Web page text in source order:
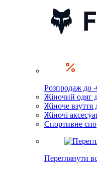
Розпродаж до
Жіночий одяг
Жіноче взуття
Жіночі
Спортивне
Переглянути